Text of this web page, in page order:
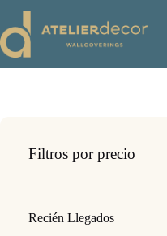
contenido
Filtros por precio
Recién Llegados